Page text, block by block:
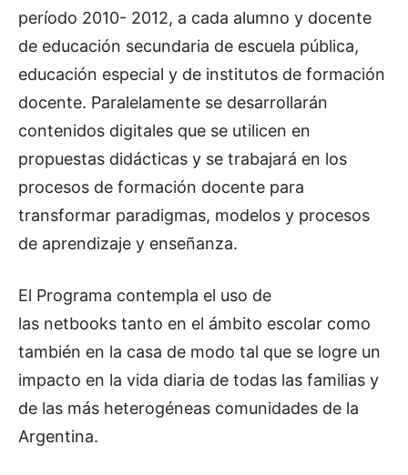
período 2010- 2012, a cada alumno y docente
de educación secundaria de escuela pública,
educación especial y de institutos de formación
docente. Paralelamente se desarrollarán
contenidos digitales que se utilicen en
propuestas didácticas y se trabajará en los
procesos de formación docente para
transformar paradigmas, modelos y procesos
de aprendizaje y enseñanza.
El Programa contempla el uso de
las netbooks tanto en el ámbito escolar como
también en la casa de modo tal que se logre un
impacto en la vida diaria de todas las familias y
de las más heterogéneas comunidades de la
Argentina.